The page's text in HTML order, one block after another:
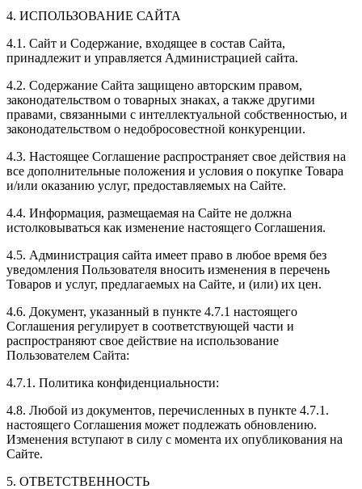
4. ИСПОЛЬЗОВАНИЕ САЙТА
4.1. Сайт и Содержание, входящее в состав Сайта,
принадлежит и управляется Администрацией сайта.
4.2. Содержание Сайта защищено авторским правом,
законодательством о товарных знаках, а также другими
правами, связанными с интеллектуальной собственностью, и
законодательством о недобросовестной конкуренции.
4.3. Настоящее Соглашение распространяет свое действия на
все дополнительные положения и условия о покупке Товара
и/или оказанию услуг, предоставляемых на Сайте.
4.4. Информация, размещаемая на Сайте не должна
истолковываться как изменение настоящего Соглашения.
4.5. Администрация сайта имеет право в любое время без
уведомления Пользователя вносить изменения в перечень
Товаров и услуг, предлагаемых на Сайте, и (или) их цен.
4.6. Документ, указанный в пункте 4.7.1 настоящего
Соглашения регулирует в соответствующей части и
распространяют свое действие на использование
Пользователем Сайта:
4.7.1. Политика конфиденциальности:
4.8. Любой из документов, перечисленных в пункте 4.7.1.
настоящего Соглашения может подлежать обновлению.
Изменения вступают в силу с момента их опубликования на
Сайте.
5. ОТВЕТСТВЕННОСТЬ